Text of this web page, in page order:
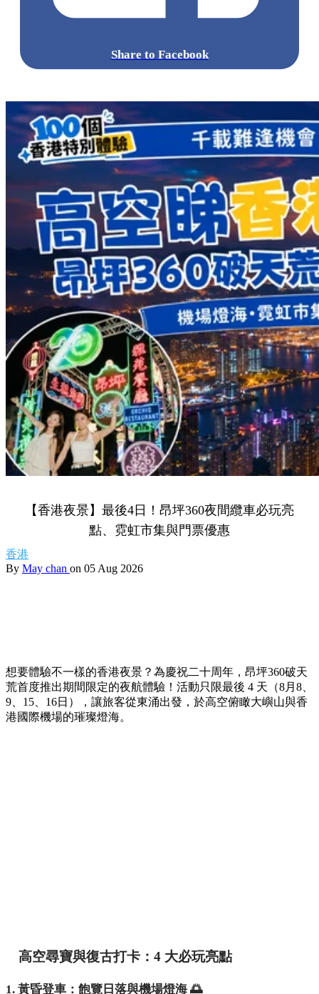
Share to Facebook
【香港夜景】最後4日！昂坪360夜間纜車必玩亮
點、霓虹市集與門票優惠
香港
By May chan on 05 Aug 2026
想要體驗不一樣的香港夜景？為慶祝二十周年，昂坪360破天
荒首度推出期間限定的夜航體驗！活動只限最後 4 天（8月8、
9、15、16日），讓旅客從東涌出發，於高空俯瞰大嶼山與香
港國際機場的璀璨燈海。
高空尋寶與復古打卡：4 大必玩亮點
1. 黃昏登車：飽覽日落與機場燈海 🌅